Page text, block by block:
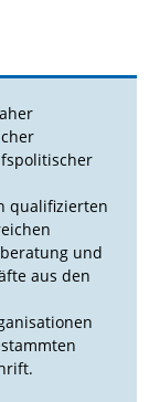
qualifizierten
und
aus den